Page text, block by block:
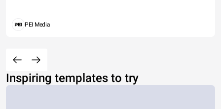
PEI Media
Inspiring templates to try